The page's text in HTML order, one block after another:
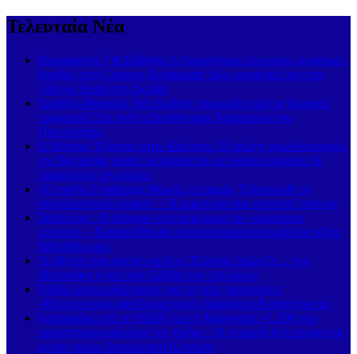
Τελευταία Νέα
Παρασκευή 7 & Σάββατο 8 Αυγούστου: Ζωντανές μουσικές
βραδιές στο Carnayo Restaurant! Δύο μοναδικά live στο
Alkyon Hotel στη Σκιάθο
Σκιάθος-Μονακό: Νέα διεθνής συμμαχία για τον βιώσιμο
τουρισμό! Στο νησί η Διευθύντρια Τουρισμού του
Πριγκιπάτου
Ο Μπόρις Τζόνσον στην Κάρυστο: Ο πρώην πρωθυπουργός
της Βρετανίας έκανε τα ψώνια του σε σούπερ μάρκετ &
χαιρετούσε τον κόσμο
«Ο πατήρ Γεράσιμος Φωκάς, ο μικρός Τζόσουα & το
συγκλονιστικό όραμα» – Η μαρτυρία που συγκινεί πιστούς
Σκόπελος: «Χτύπημα» στο κύκλωμα του «κόκκινου
χρυσού» – Κατασχέθηκαν προστατευόμενα κοράλλια αξίας
800.000 ευρώ
Το βίντεο που πρέπει να δεις, Έλληνα: Διάλεξε… τον
Μηταράκη ή τον Άγιο Σάββα του Αχιλλέως!
ΝΙΚΗ κατά κυβέρνησης για τις νέες ταυτότητες:
«Ηλεκτρονικό φακέλωμα χωρίς διαφάνεια & απαντήσεις»
Καμπανάκι από τη ΝΙΚΗ για τη Μαγνησία: «1.300 νέα
περιστατικά καρκίνου τον χρόνο – Η περιοχή δεν μπορεί να
μείνει χωρίς Ογκολογική Κλινική»